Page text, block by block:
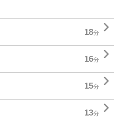
18分 
16分 
15分 
13分 